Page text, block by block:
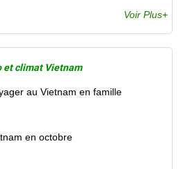
Voir Plus+
et climat Vietnam
au Vietnam en famille
en octobre